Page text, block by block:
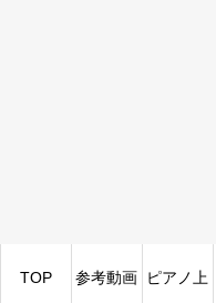
TOP 参考動画 ピアノ上